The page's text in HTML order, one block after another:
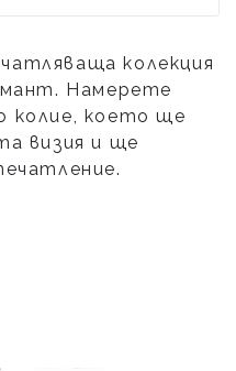
колекция
Намерете
колие, което ще
визия и ще